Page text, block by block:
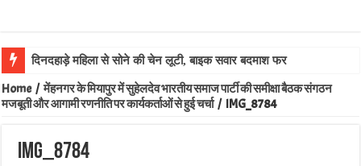
दिनदहाड़े महिला से सोने की चेन लूटी, बाइक सवार बदमाश फरार
Home / मेंहनगर के मियापुर में सुहेलदेव भारतीय समाज पार्टी की समीक्षा बैठक संगठन
मजबूती और आगामी रणनीति पर कार्यकर्ताओं से हुई चर्चा / IMG_8784
IMG_8784